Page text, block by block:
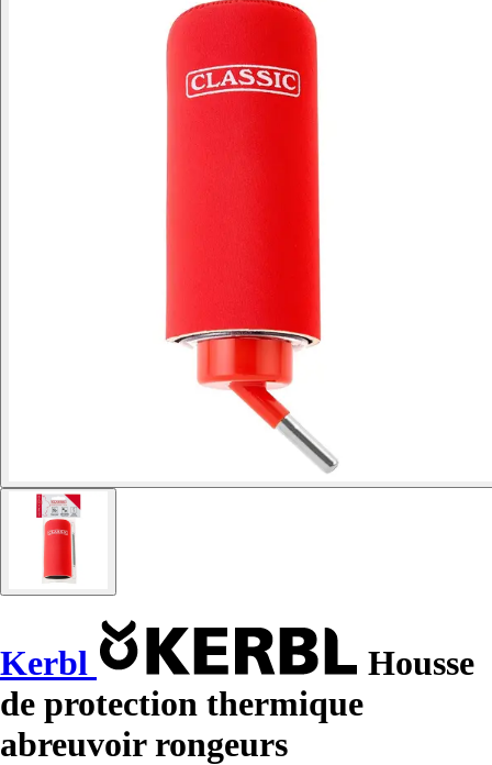
Kerbl
Housse
de protection thermique
abreuvoir rongeurs